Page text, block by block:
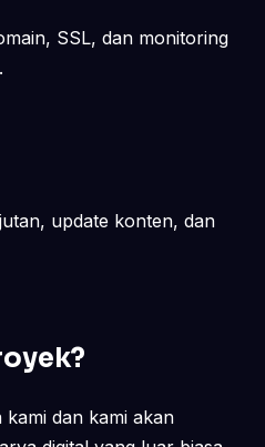
SSL, dan monitoring
update konten, dan
kami dan kami akan